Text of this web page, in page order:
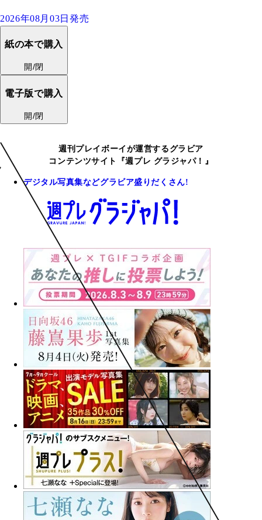
2026年08月03日発売
紙の本で購入
開/閉
電子版で購入
開/閉
週刊プレイボーイが運営するグラビア
コンテンツサイト『週プレ グラジャパ！』
デジタル写真集などグラビア盛りだくさん!